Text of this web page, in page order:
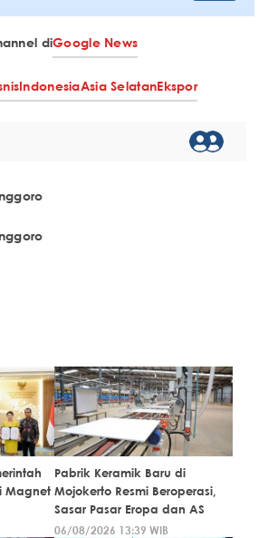
diGoogle News
IndonesiaAsia SelatanEkspor
Magnet
Pabrik Keramik Baru di
Mojokerto Resmi Beroperasi,
Sasar Pasar Eropa dan AS
06/08/2026 13:39 WIB